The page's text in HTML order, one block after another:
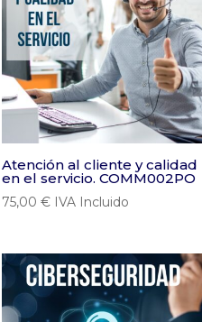
Atención al cliente y calidad
en el servicio. COMM002PO
75,00€ IVA Incluido